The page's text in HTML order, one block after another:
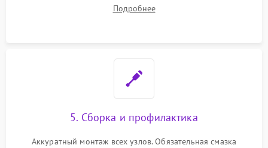
ring) и тефлоновых трубок для надежного устранения
Подробнее
5. Сборка и профилактика
Аккуратный монтаж всех узлов. Обязательная смазка